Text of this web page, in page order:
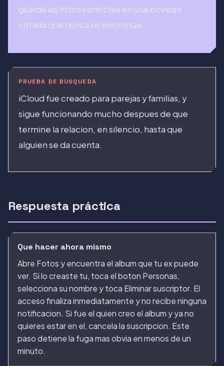
guarda las fotos sensibles en una boveda
cifrada que nunca se sincroniza.
PRUEBA DE BÚSQUEDA
iCloud fue creado para parejas y familias, y
sigue funcionando mucho despues de que
termine la relacion, en silencio, hasta que
alguien se da cuenta.
Respuesta práctica
Que hacer ahora mismo
Abre Fotos y encuentra el album que tu ex puede
ver. Si lo creaste tu, toca el boton Personas,
selecciona su nombre y toca Eliminar suscriptor. El
acceso finaliza inmediatamente y no recibe ninguna
notificacion. Si fue el quien creo el album y ya no
quieres estar en el, cancela la suscripcion. Este
paso detiene la fuga mas obvia en menos de un
minuto.